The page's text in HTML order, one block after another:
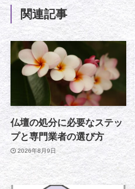
関連記事
仏壇の処分に必要なステッ
プと専門業者の選び方
2026年8月9日